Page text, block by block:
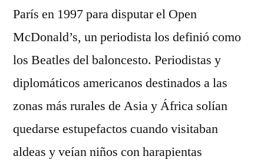
París en 1997 para disputar el Open
McDonald’s, un periodista los definió como
los Beatles del baloncesto. Periodistas y
diplomáticos americanos destinados a las
zonas más rurales de Asia y África solían
quedarse estupefactos cuando visitaban
aldeas y veían niños con harapientas